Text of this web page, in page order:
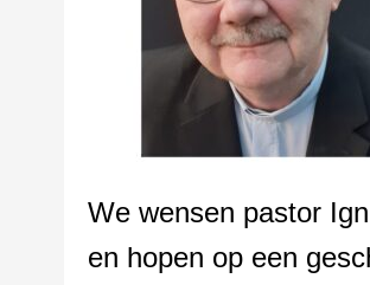
We wensen pastor
en hopen op een